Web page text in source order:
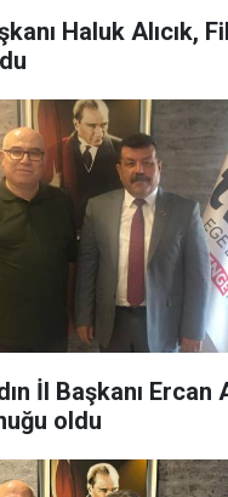
Haluk Alıcık,
İl Başkanı Ercan
oldu